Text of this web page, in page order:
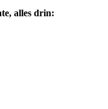
alles drin: